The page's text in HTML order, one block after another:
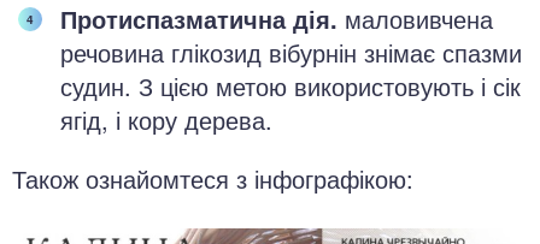
Протиспазматична дія. маловивчена
речовина глікозид вібурнін знімає спазми
судин. З цією метою використовують і сік
ягід, і кору дерева.
Також ознайомтеся з інфографікою: